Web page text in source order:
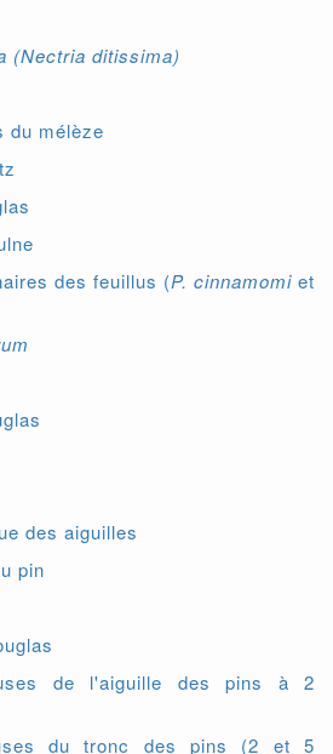
(Nectria ditissima)
du mélèze
des feuillus (P. cinnamomi et
des aiguilles
pin
de l'aiguille des pins à 2
du tronc des pins (2 et 5